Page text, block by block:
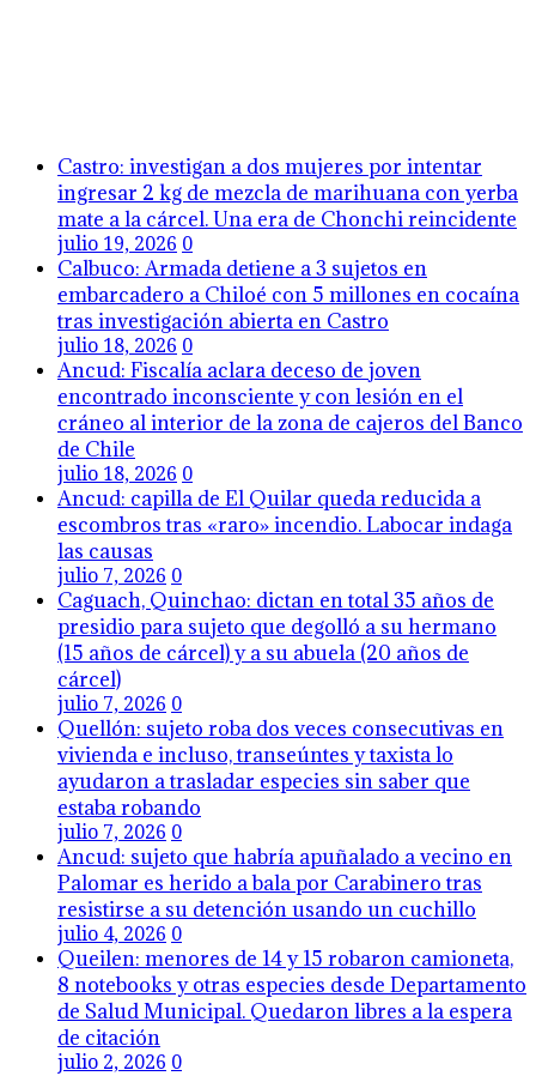
Castro: investigan a dos mujeres por intentar
ingresar 2 kg de mezcla de marihuana con yerba
mate a la cárcel. Una era de Chonchi reincidente
julio 19, 2026 0
Calbuco: Armada detiene a 3 sujetos en
embarcadero a Chiloé con 5 millones en cocaína
tras investigación abierta en Castro
julio 18, 2026 0
Ancud: Fiscalía aclara deceso de joven
encontrado inconsciente y con lesión en el
cráneo al interior de la zona de cajeros del Banco
de Chile
julio 18, 2026 0
Ancud: capilla de El Quilar queda reducida a
escombros tras «raro» incendio. Labocar indaga
las causas
julio 7, 2026 0
Caguach, Quinchao: dictan en total 35 años de
presidio para sujeto que degolló a su hermano
(15 años de cárcel) y a su abuela (20 años de
cárcel)
julio 7, 2026 0
Quellón: sujeto roba dos veces consecutivas en
vivienda e incluso, transeúntes y taxista lo
ayudaron a trasladar especies sin saber que
estaba robando
julio 7, 2026 0
Ancud: sujeto que habría apuñalado a vecino en
Palomar es herido a bala por Carabinero tras
resistirse a su detención usando un cuchillo
julio 4, 2026 0
Queilen: menores de 14 y 15 robaron camioneta,
8 notebooks y otras especies desde Departamento
de Salud Municipal. Quedaron libres a la espera
de citación
julio 2, 2026 0